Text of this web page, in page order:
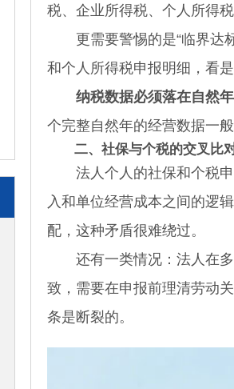
税、企业所得税、个人所得
更需要警惕的是“临界达标
和个人所得税申报明细，看
纳税数据必须落在自然
个完整自然年的经营数据一
二、社保与个税的交叉比
法人个人的社保和个税申
入和单位经营成本之间的逻
配，这种矛盾很难绕过。
还有一类情况：法人在多
致，需要在申报前理清劳动
条是断裂的。